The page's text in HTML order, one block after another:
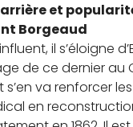
et
Borgeaud
il s’éloigne
de ce dernier au
s’en va renforcer
en